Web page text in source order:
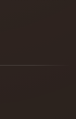
3D 网格 편집기